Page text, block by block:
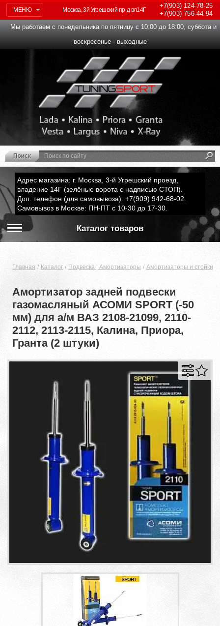
МЕНЮ
+7(903)124-78-25
+7(903)756-44-94
Москва, 3й Угрешский пр-д вл14Г
Мы работаем с понедельника по пятницу с 10:00 до 18:00, суббота и
воскресенье - выходные
Адрес магазина: г. Москва, 3-й Угрешский проезд,
владение 14Г (зелёные ворота с надписью СТОП).
Доп. телефон (для самовывоза): +7(909) 942-68-02.
Самовывоз в Москве: ПН-ПТ с 10-30 до 17-30.
Каталог товаров
Главная Каталог Подвеска | Амортизаторы Амортизаторы и стойки
Амортизатор задней подвески
газомасляный АСОМИ SPORT (-50
мм) для а/м ВАЗ 2108-21099, 2110-
2112, 2113-2115, Калина, Приора,
Гранта (2 штуки)